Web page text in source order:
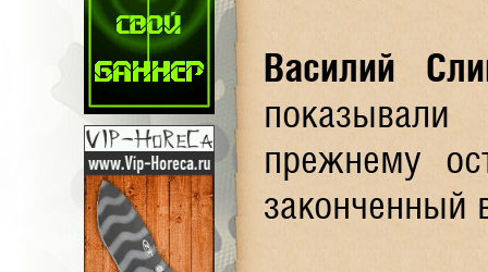
Василий
прежнему
законченный